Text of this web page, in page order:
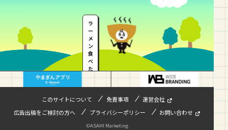
ラ
ー
メ
ン
食
べ
た
このサイトについて 免責事項
運営会社
広告出稿をご検討の方へ
プライバシーポリシー お問い合わせ
©ASAHI Marketing